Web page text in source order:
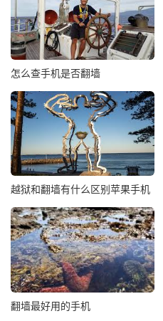
怎么查手机是否翻墙
越狱和翻墙有什么区别苹果手机
翻墙最好用的手机